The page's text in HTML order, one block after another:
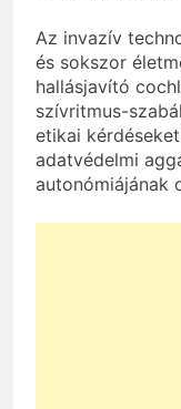
Az invazív
és sokszor
hallásjavító
szívritmus-
etikai
adatvédelmi
autonómiájának